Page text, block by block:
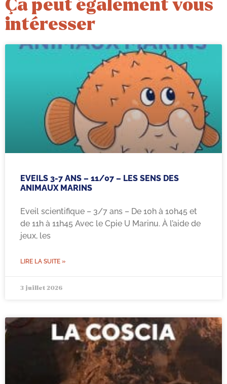
Ça peut également vous
intéresser
EVEILS 3-7 ANS – 11/07 – LES SENS DES
ANIMAUX MARINS
Eveil scientifique – 3/7 ans – De 10h à 10h45 et
de 11h à 11h45 Avec le Cpie U Marinu. À l’aide de
jeux, les
LIRE LA SUITE »
3 juillet 2026